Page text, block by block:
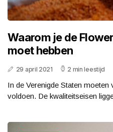
Waarom je de
moet hebben
29 april 2021 2 min leestijd
In de Verenigde Staten
voldoen. De kwaliteitseisen